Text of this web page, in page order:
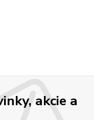
akcie a